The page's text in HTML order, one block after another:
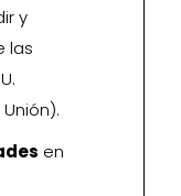
y
las
en